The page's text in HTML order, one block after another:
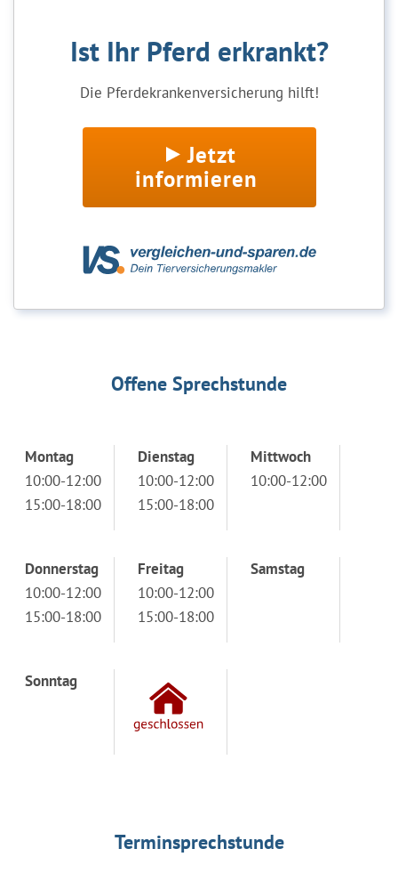
Ist Ihr Pferd erkrankt?
Die Pferdekrankenversicherung hilft!
Jetzt
informieren
Offene Sprechstunde
Montag
10:00-12:00
15:00-18:00
Dienstag
10:00-12:00
15:00-18:00
Mittwoch
10:00-12:00
Donnerstag
10:00-12:00
15:00-18:00
Freitag
10:00-12:00
15:00-18:00
Samstag
Sonntag
Terminsprechstunde